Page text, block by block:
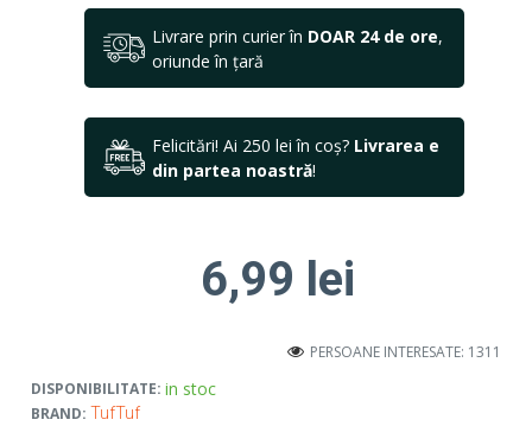
Livrare prin curier în DOAR 24 de ore,
oriunde în țară
Felicitări! Ai 250 lei în coș? Livrarea e
din partea noastră!
DISPONIBILITATE: in stoc
BRAND: TufTuf
PERSOANE INTERESATE: 1311
6,99 lei